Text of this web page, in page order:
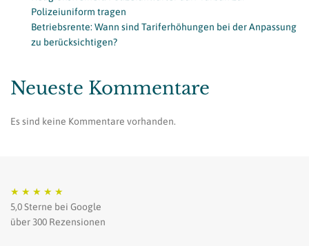
Polizeiuniform tragen
Betriebsrente: Wann sind Tariferhöhungen bei der Anpassung
zu berücksichtigen?
Neueste Kommentare
Es sind keine Kommentare vorhanden.
★ ★ ★ ★ ★
5,0 Sterne bei Google
über 300 Rezensionen